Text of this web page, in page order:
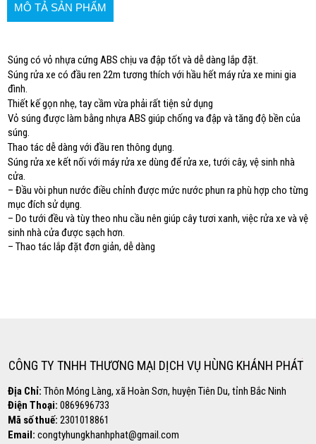
MÔ TẢ SẢN PHẨM
Súng có vỏ nhựa cứng ABS chịu va đập tốt và dễ dàng lắp đặt.
Súng rửa xe có đầu ren 22m tương thích với hầu hết máy rửa xe mini gia
đình.
Thiết kế gọn nhẹ, tay cầm vừa phải rất tiện sử dụng
Vỏ súng được làm bằng nhựa ABS giúp chống va đập và tăng độ bền của
súng.
Thao tác dễ dàng với đầu ren thông dụng.
Súng rửa xe kết nối với máy rửa xe dùng để rửa xe, tưới cây, vệ sinh nhà
cửa.
– Đầu vòi phun nước điều chỉnh được mức nước phun ra phù hợp cho từng
mục đích sử dụng.
– Do tưới đều và tùy theo nhu cầu nên giúp cây tươi xanh, việc rửa xe và vệ
sinh nhà cửa được sạch hơn.
– Thao tác lắp đặt đơn giản, dễ dàng
CÔNG TY TNHH THƯƠNG MẠI DỊCH VỤ HÙNG KHÁNH PHÁT
Địa Chỉ: Thôn Móng Làng, xã Hoàn Sơn, huyện Tiên Du, tỉnh Bắc Ninh
Điện Thoại: 0869696733
Mã số thuế: 2301018861
Email: congtyhungkhanhphat@gmail.com